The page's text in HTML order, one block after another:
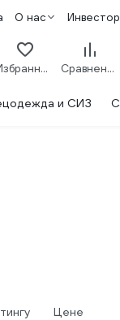
О нас
Избранное Сравнение
и СИЗ
Цене